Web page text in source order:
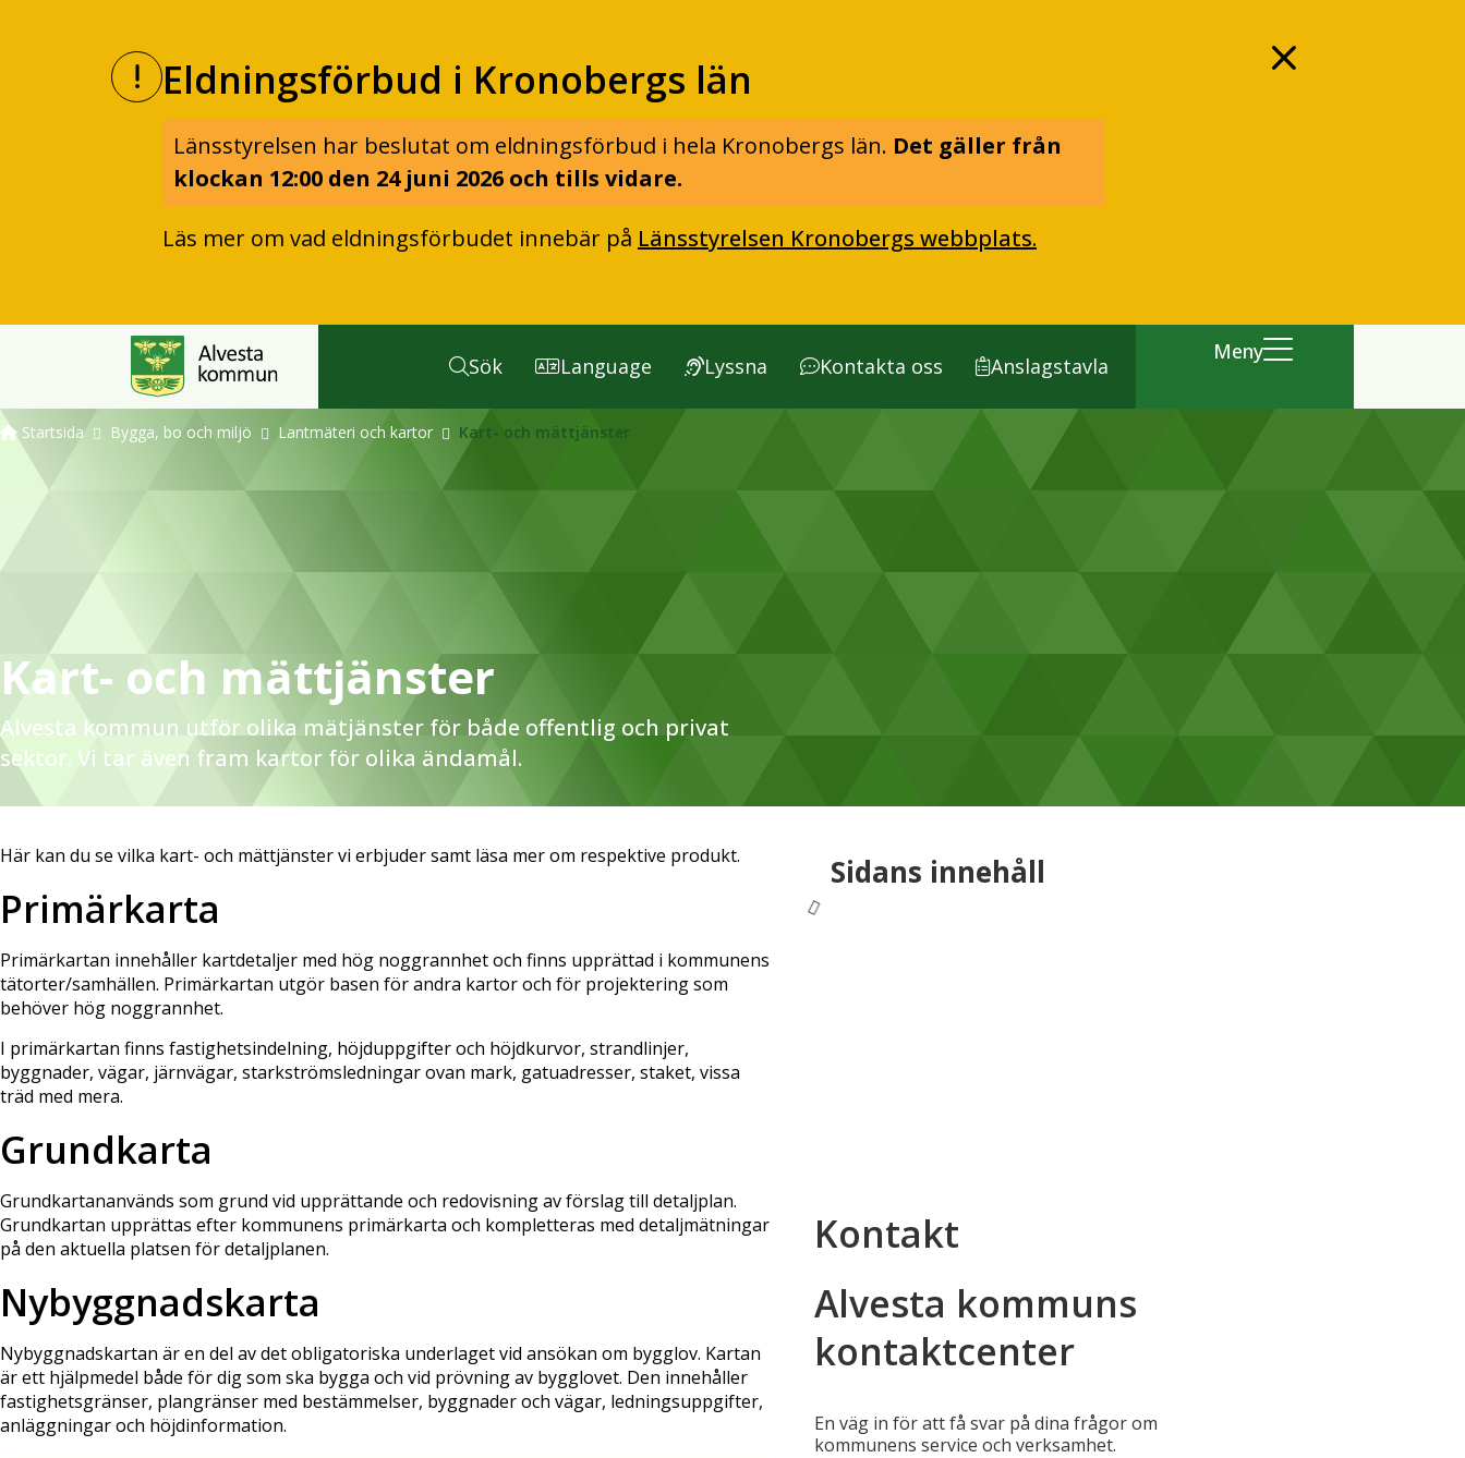
Eldningsförbud i Kronobergs län
Länsstyrelsen har beslutat om eldningsförbud i hela Kronobergs län. Det gäller från
klockan 12:00 den 24 juni 2026 och tills vidare.
Läs mer om vad eldningsförbudet innebär på Länsstyrelsen Kronobergs webbplats.
Sök Language Lyssna Kontakta oss Anslagstavla
Meny
Startsida Bygga, bo och miljö Lantmäteri och kartor Kart- och mättjänster
Kart- och mättjänster
Alvesta kommun utför olika mätjänster för både offentlig och privat
sektor. Vi tar även fram kartor för olika ändamål.
Här kan du se vilka kart- och mättjänster vi erbjuder samt läsa mer om respektive produkt.
Primärkarta
Primärkartan innehåller kartdetaljer med hög noggrannhet och finns upprättad i kommunens
tätorter/samhällen. Primärkartan utgör basen för andra kartor och för projektering som
behöver hög noggrannhet.
I primärkartan finns fastighetsindelning, höjduppgifter och höjdkurvor, strandlinjer,
byggnader, vägar, järnvägar, starkströmsledningar ovan mark, gatuadresser, staket, vissa
träd med mera.
Grundkarta
Grundkartananvänds som grund vid upprättande och redovisning av förslag till detaljplan.
Grundkartan upprättas efter kommunens primärkarta och kompletteras med detaljmätningar
på den aktuella platsen för detaljplanen.
Nybyggnadskarta
Nybyggnadskartan är en del av det obligatoriska underlaget vid ansökan om bygglov. Kartan
är ett hjälpmedel både för dig som ska bygga och vid prövning av bygglovet. Den innehåller
fastighetsgränser, plangränser med bestämmelser, byggnader och vägar, ledningsuppgifter,
anläggningar och höjdinformation.
Sidans innehåll
Kontakt
Alvesta kommuns
kontaktcenter
En väg in för att få svar på dina frågor om
kommunens service och verksamhet.